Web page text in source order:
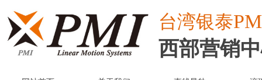
台湾银泰
西部营销